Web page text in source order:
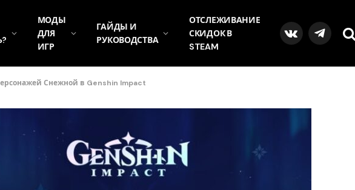
МОДЫ
ДЛЯ
ИГР
ГАЙДЫ И
РУКОВОДСТВА
ОТСЛЕЖИВАНИЕ
СКИДОК В
STEAM
VKontakteTelegram
Снежной в Genshin Impact